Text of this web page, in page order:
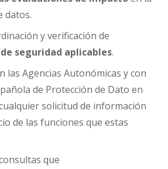
datos.
y verificación de
seguridad aplicables.
las Agencias Autonómicas y con
de Protección de Dato en
solicitud de información
de las funciones que estas
que